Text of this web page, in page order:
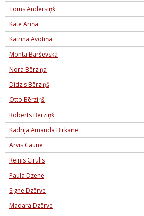
Toms Andersiņš
Kate Āriņa
Katrīna Avotiņa
Monta Barševska
Nora Bērziņa
Didzis Bērziņš
Otto Bērziņš
Roberts Bērziņš
Kadrija Amanda Birkāne
Arvis Caune
Reinis Cīrulis
Paula Dzene
Signe Dzērve
Madara Dzērve